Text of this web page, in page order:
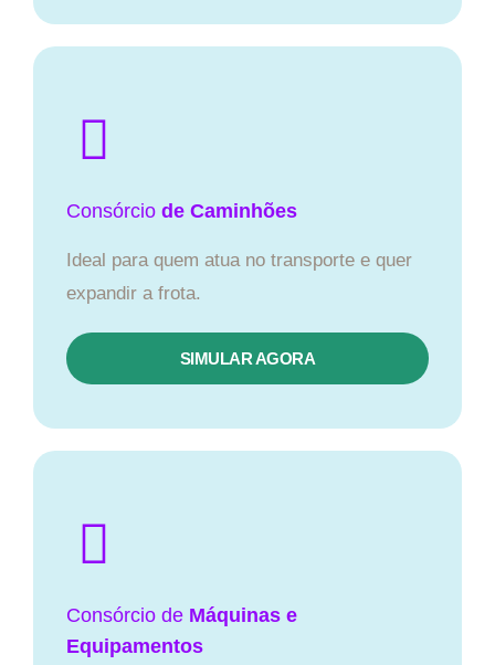
Consórcio de Caminhões
Ideal para quem atua no transporte e quer
expandir a frota.
SIMULAR AGORA
Consórcio de Máquinas e
Equipamentos